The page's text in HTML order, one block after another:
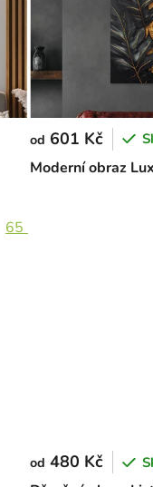
65 x 47,5 cm
Moderní obraz
od 601 Kč
od 480 Kč